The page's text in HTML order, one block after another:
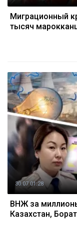
Миграционный
тысяч
30.07 01:28
ВНЖ за
Казахстан,